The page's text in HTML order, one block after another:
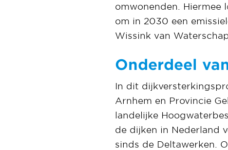
omwonenden. Hiermee
om in 2030 een
Wissink van
Onderdeel
In dit
Arnhem en Provincie
landelijke
de dijken in Nederland
sinds de Deltawerken.